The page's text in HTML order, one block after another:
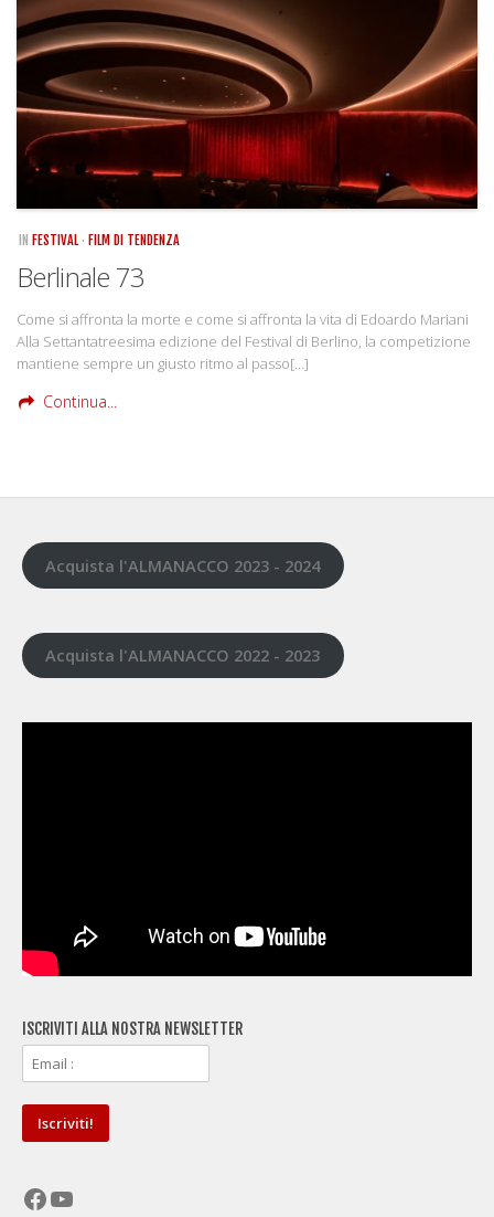
Copertine
Come eravamo
Mnemosyne
IN FESTIVAL· FILM DI TENDENZA
Berlinale 73
Come si affronta la morte e come si affronta la vita di Edoardo Mariani
Alla Settantatreesima edizione del Festival di Berlino, la competizione
mantiene sempre un giusto ritmo al passo[…]
Continua...
Acquista l'ALMANACCO 2023 - 2024
Acquista l'ALMANACCO 2022 - 2023
ISCRIVITI ALLA NOSTRA NEWSLETTER
Facebook
YouTube